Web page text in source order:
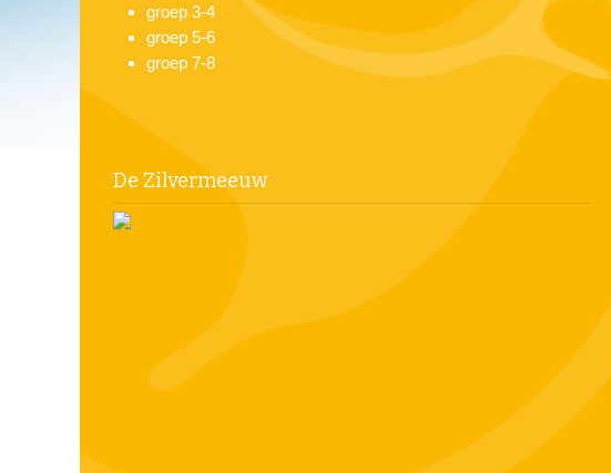
groep 3-4
groep 5-6
groep 7-8
De Zilvermeeuw